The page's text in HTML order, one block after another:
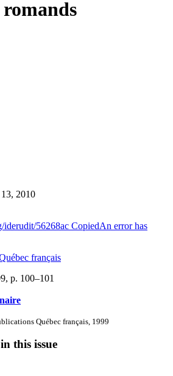
romands
2010
iderudit/56268ac CopiedAn error has
français
, p. 100–101
Québec français, 1999
this issue